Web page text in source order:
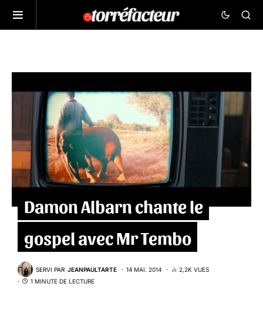
Damon Albarn chante le
gospel avec Mr Tembo
SERVI PAR JEANPAULTARTE 14 MAI. 2014
2,2K VUES
1 MINUTE DE LECTURE